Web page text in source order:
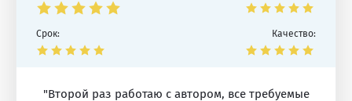
Срок: Качество:
"Второй раз работаю с автором, все требуемые